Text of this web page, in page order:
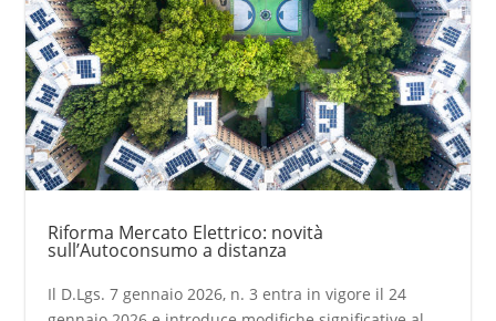
Riforma Mercato Elettrico: novità
sull’Autoconsumo a distanza
Il D.Lgs. 7 gennaio 2026, n. 3 entra in vigore il 24